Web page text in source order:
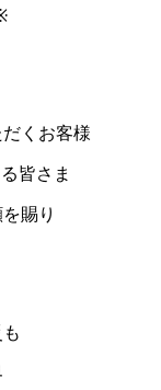
くお客様
皆さま
賜り